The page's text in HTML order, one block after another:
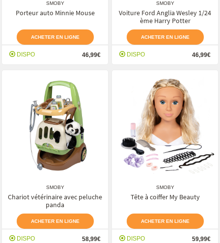
SMOBY
Porteur auto Minnie Mouse
ACHETER EN LIGNE
DISPO 46,99€
SMOBY
Voiture Ford Anglia Wesley 1/24
ème Harry Potter
ACHETER EN LIGNE
DISPO 46,99€
SMOBY
Chariot vétérinaire avec peluche
panda
ACHETER EN LIGNE
DISPO 58,99€
SMOBY
Tête à coiffer My Beauty
ACHETER EN LIGNE
DISPO 59,99€